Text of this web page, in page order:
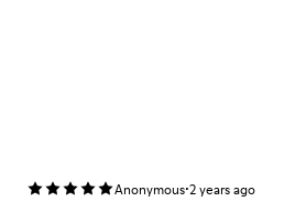
Anonymous·2 years ago